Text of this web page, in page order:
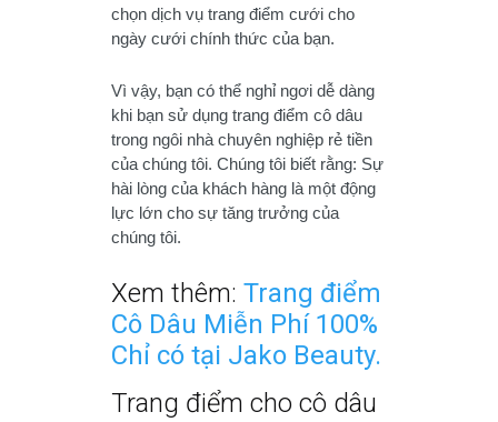
chọn dịch vụ trang điểm cưới cho
ngày cưới chính thức của bạn.
Vì vậy, bạn có thể nghỉ ngơi dễ dàng
khi bạn sử dụng trang điểm cô dâu
trong ngôi nhà chuyên nghiệp rẻ tiền
của chúng tôi. Chúng tôi biết rằng: Sự
hài lòng của khách hàng là một động
lực lớn cho sự tăng trưởng của
chúng tôi.
Xem thêm: Trang điểm
Cô Dâu Miễn Phí 100%
Chỉ có tại Jako Beauty.
Trang điểm cho cô dâu